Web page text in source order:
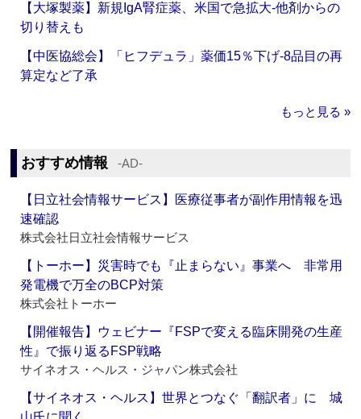
【大塚製薬】新規IgA腎症薬、米国で急拡大‐他剤からの
切り替えも
【中医協総会】「ヒフデュラ」薬価15％下げ‐8品目の再
算定など了承
もっと見る »
おすすめ情報 ‐AD‐
【日立社会情報サービス】医療従事者が副作用情報を迅
速確認
株式会社日立社会情報サービス
【トーホー】災害時でも『止まらない』事業へ 非常用
発電機で万全のBCP対策
株式会社トーホー
【開催報告】ウェビナー『FSPで変える臨床開発の生産
性』で振り返るFSP戦略
サイネオス・ヘルス・ジャパン株式会社
【サイネオス・ヘルス】世界とつなぐ「翻訳者」に 城